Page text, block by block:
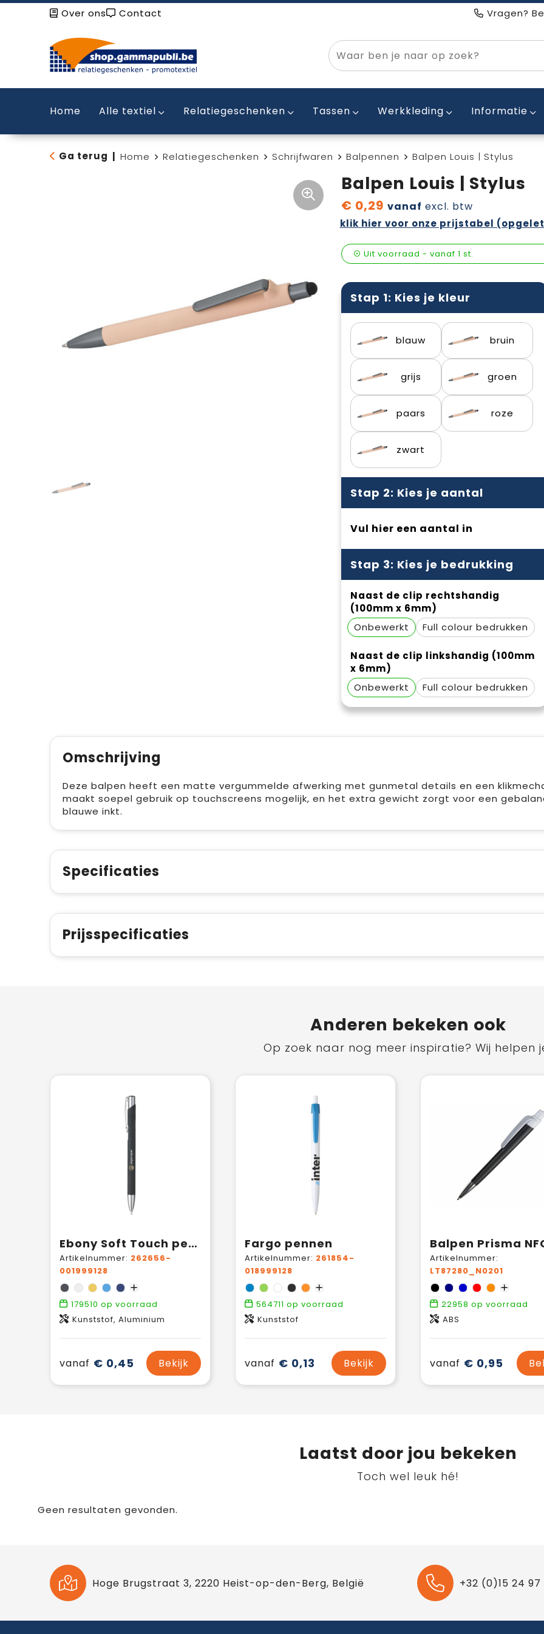
Over ons Contact Vragen?
Home Alle textiel Relatiegeschenken Tassen Werkkleding Informatie
Ga terug Home Relatiegeschenken Schrijfwaren Balpennen Balpen Louis | Stylus
Balpen Louis | Stylus
€ 0,29 vanaf excl. btw
klik hier voor onze prijstabel
Uit voorraad - vanaf 1 st.
Stap 1: Kies je kleur
blauw bruin
grijs groen
paars roze
zwart
Stap 2: Kies je aantal
Vul hier een aantal in
Stap 3: Kies je bedrukking
Naast de clip rechtshandig
(100mm x 6mm)
Onbewerkt
Full colour
Naast de clip linkshandig (100mm
x 6mm)
Onbewerkt
Full colour
Omschrijving
Deze balpen heeft een matte vergummelde afwerking met gunmetal details en een
maakt soepel gebruik op touchscreens mogelijk, en het extra gewicht zorgt voor een
blauwe inkt.
Specificaties
Prijsspecificaties
Anderen bekeken ook
Op zoek naar nog meer inspiratie? Wij helpen
Ebony Soft Touch pennen
Artikelnummer: 262656-
001999128
179510 op voorraad
Kunststof, Aluminium
vanaf € 0,45 Bekijk
Fargo pennen
Artikelnummer: 261854-
018999128
564711 op voorraad
Kunststof
vanaf € 0,13 Bekijk
Balpen Prisma
Artikelnummer:
LT87280_N0201
22958 op voorraad
ABS
vanaf € 0,95
Laatst door jou bekeken
Toch wel leuk hé!
Geen resultaten gevonden.
Hoge Brugstraat 3, 2220 Heist-op-den-Berg, België +32 (0)15 24